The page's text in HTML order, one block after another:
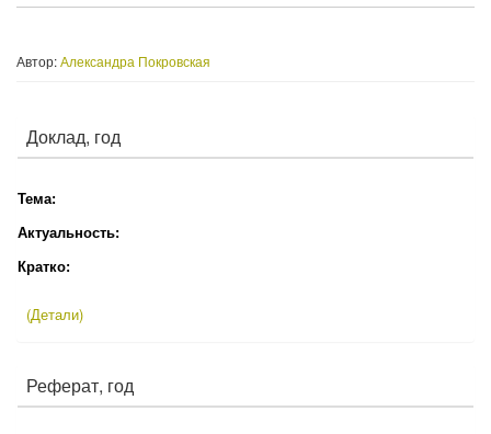
Автор:Александра Покровская
Доклад, год
Тема:
Актуальность:
Кратко:
(Детали)
Реферат, год